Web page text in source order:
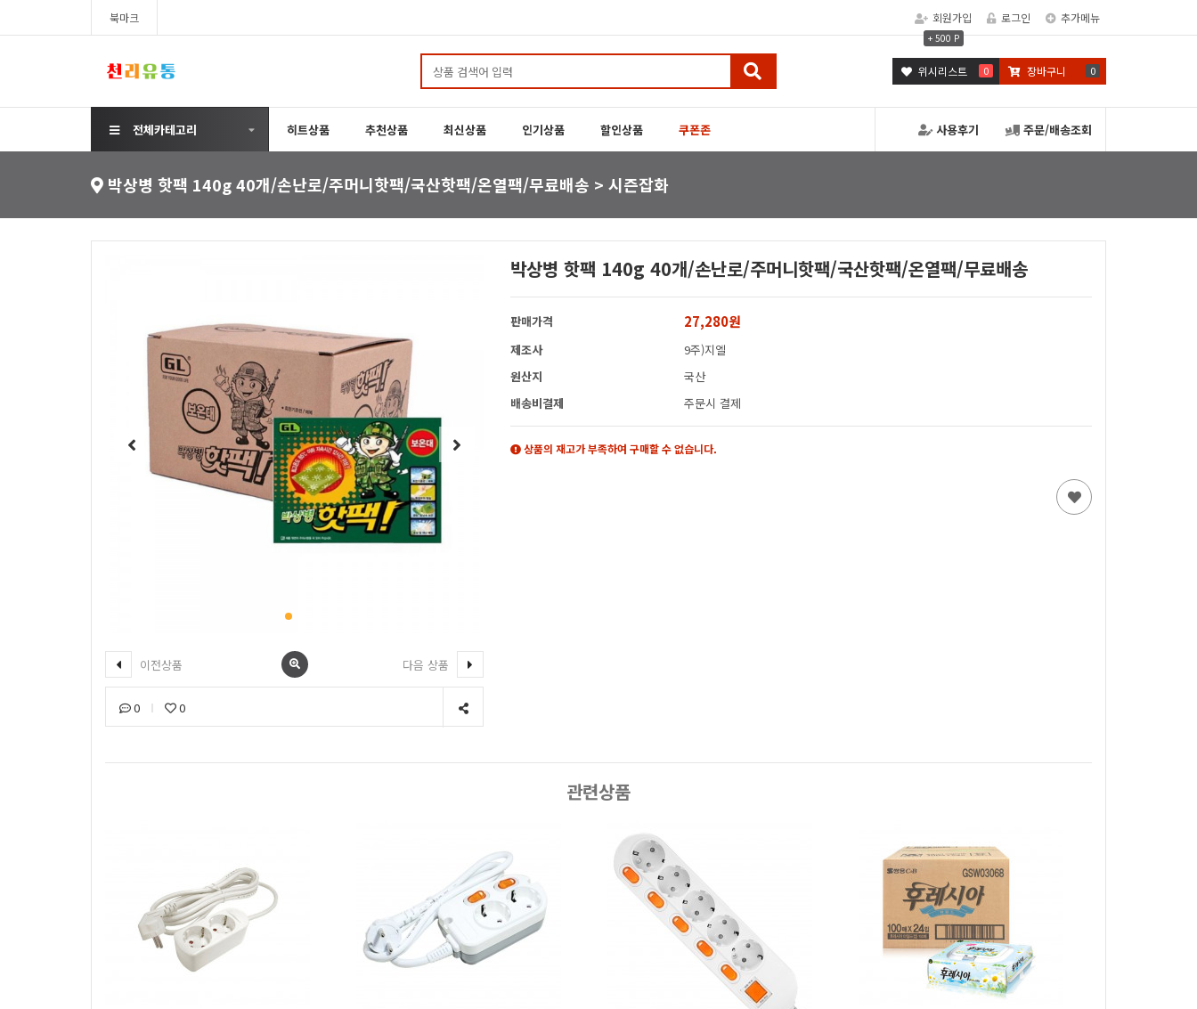
북마크 회원가입
+ 500 P
로그인 추가메뉴
위시리스트 0 장바구니 0
전체카테고리 히트상품 추천상품 최신상품 인기상품 할인상품 쿠폰존 주문/배송조회
사용후기
박상병 핫팩 140g 40개/손난로/주머니핫팩/국산핫팩/온열팩/무료배송 > 시즌잡화
이전상품 다음 상품
0 0
박상병 핫팩 140g 40개/손난로/주머니핫팩/국산핫팩/온열팩/무료배송
판매가격 27,280원
제조사
9주)지엘
원산지
국산
배송비결제
주문시 결제
상품의 재고가 부족하여 구매할 수 없습니다.
관련상품